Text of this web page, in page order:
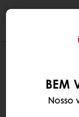
BEM
Nosso